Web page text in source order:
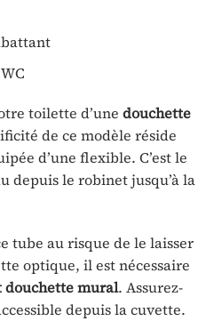
toilette d’une douchette
de ce modèle réside
d’une flexible. C’est le
depuis le robinet jusqu’à la
tube au risque de le laisser
optique, il est nécessaire
douchette mural. Assurez-
depuis la cuvette.